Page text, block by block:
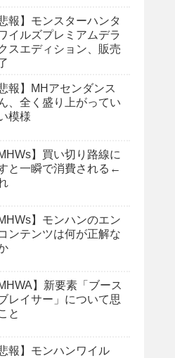
悲報】モンスターハンタ
イルズプレミアムデラ
スエディション、販売
悲報】MHアセンダンス
、全く盛り上がってい
模様
MHWs】買い切り路線に
と一瞬で消費される←
MHWs】モンハンのエン
ンテンツは何が正解な
MHWA】新要素「ブース
レイサー」について思
と
悲報】モンハンワイル